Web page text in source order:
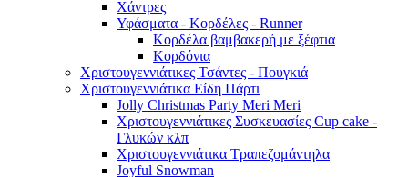
Χάντρες
Υφάσματα - Κορδέλες - Runner
Κορδέλα βαμβακερή με ξέφτια
Κορδόνια
Χριστουγεννιάτικες Τσάντες - Πουγκιά
Χριστουγεννιάτικα Είδη Πάρτι
Jolly Christmas Party Meri Meri
Χριστουγεννιάτικες Συσκευασίες Cup cake -
Γλυκών κλπ
Χριστουγεννιάτικα Τραπεζομάντηλα
Joyful Snowman